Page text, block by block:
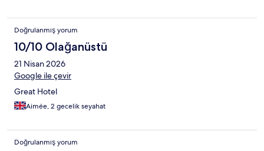
Doğrulanmış yorum
10/10 Olağanüstü
21 Nisan 2026
Google ile çevir
Great Hotel
Aimée, 2 gecelik seyahat
Doğrulanmış yorum